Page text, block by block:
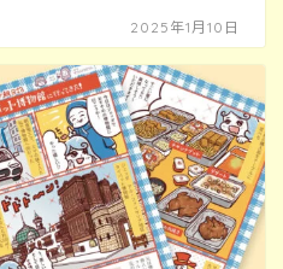
2025年1月10日